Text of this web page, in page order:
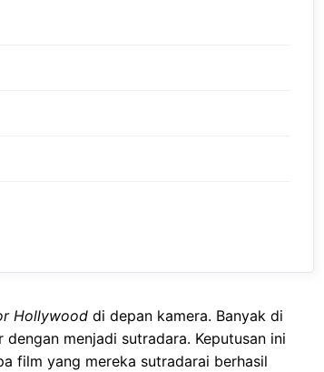
Hollywood di depan kamera. Banyak di
menjadi sutradara. Keputusan ini
film yang mereka sutradarai berhasil